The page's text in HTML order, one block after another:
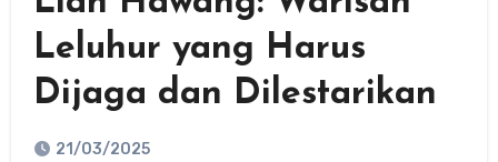
Leluhur yang Harus
Dijaga dan Dilestarikan
21/03/2025